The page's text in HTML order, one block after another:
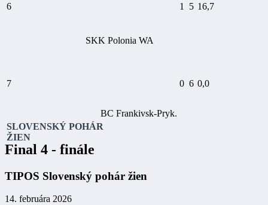
6
SKK Polonia WA
1 5 16,7
7
BC Frankivsk-Pryk.
0 6 0,0
SLOVENSKÝ POHÁR
ŽIEN
Final 4 - finále
TIPOS Slovenský pohár žien
14. februára 2026